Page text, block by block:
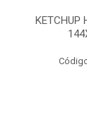
KETCHUP